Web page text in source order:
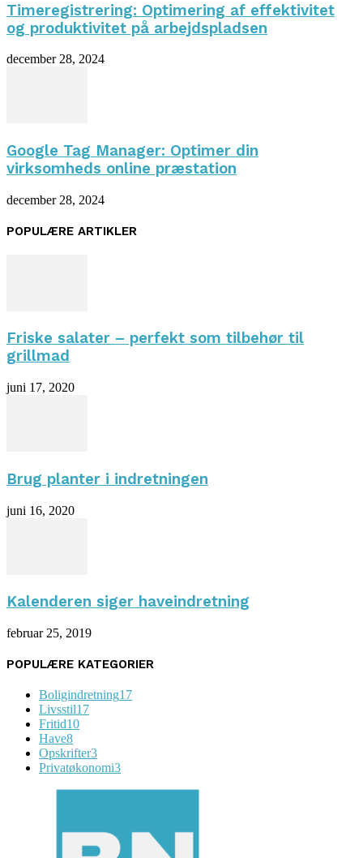
Timeregistrering: Optimering af effektivitet
og produktivitet på arbejdspladsen
december 28, 2024
Google Tag Manager: Optimer din
virksomheds online præstation
december 28, 2024
POPULÆRE ARTIKLER
Friske salater – perfekt som tilbehør til
grillmad
juni 17, 2020
Brug planter i indretningen
juni 16, 2020
Kalenderen siger haveindretning
februar 25, 2019
POPULÆRE KATEGORIER
Boligindretning17
Livsstil17
Fritid10
Have8
Opskrifter3
Privatøkonomi3